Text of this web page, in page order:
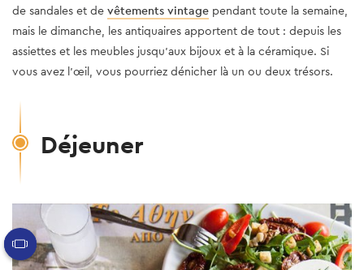
de sandales et de vêtements vintage pendant toute la semaine,
mais le dimanche, les antiquaires apportent de tout : depuis les
assiettes et les meubles jusqu’aux bijoux et à la céramique. Si
vous avez l’œil, vous pourriez dénicher là un ou deux trésors.
Déjeuner